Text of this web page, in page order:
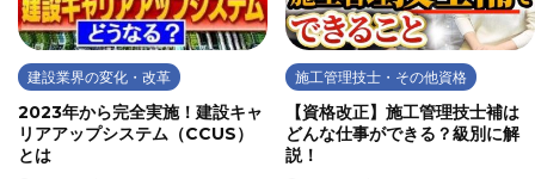
建設業界の変化・改革
2023年から完全実施！建設キャ
リアアップシステム（CCUS）
とは
施工管理技士・その他資格
【資格改正】施工管理技士補は
どんな仕事ができる？級別に解
説！